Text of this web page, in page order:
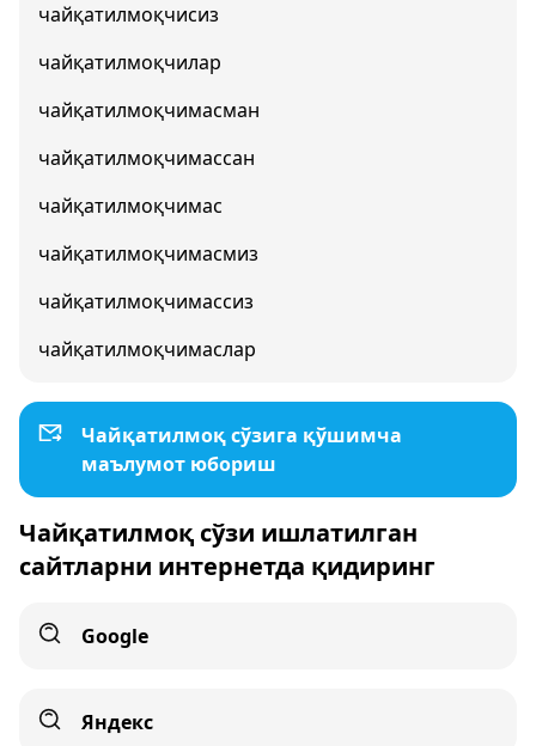
чайқатилмоқчисиз
чайқатилмоқчилар
чайқатилмоқчимасман
чайқатилмоқчимассан
чайқатилмоқчимас
чайқатилмоқчимасмиз
чайқатилмоқчимассиз
чайқатилмоқчимаслар
Чайқатилмоқ сўзига қўшимча
маълумот юбориш
Чайқатилмоқ сўзи ишлатилган
сайтларни интернетда қидиринг
Google
Яндекс